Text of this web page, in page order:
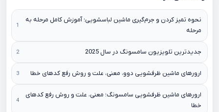
نحوه تمیز کردن و جرم‌گیری ماشین لباسشویی؛ آموزش کامل مرحله به
مرحله
جدیدترین تلویزیون سامسونگ در سال 2025
ارورهای ماشین ظرفشویی دوو، معنی، علت و روش رفع کدهای خطا
ارورهای ماشین ظرفشویی سامسونگ؛ معنی، علت و روش رفع کدهای
خطا